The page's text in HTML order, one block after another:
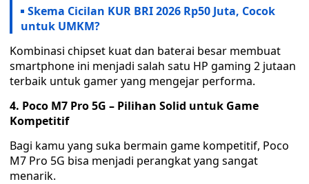
Skema Cicilan KUR BRI 2026 Rp50 Juta, Cocok
untuk UMKM?
Kombinasi chipset kuat dan baterai besar membuat
smartphone ini menjadi salah satu HP gaming 2 jutaan
terbaik untuk gamer yang mengejar performa.
4. Poco M7 Pro 5G – Pilihan Solid untuk Game
Kompetitif
Bagi kamu yang suka bermain game kompetitif, Poco
M7 Pro 5G bisa menjadi perangkat yang sangat
menarik.